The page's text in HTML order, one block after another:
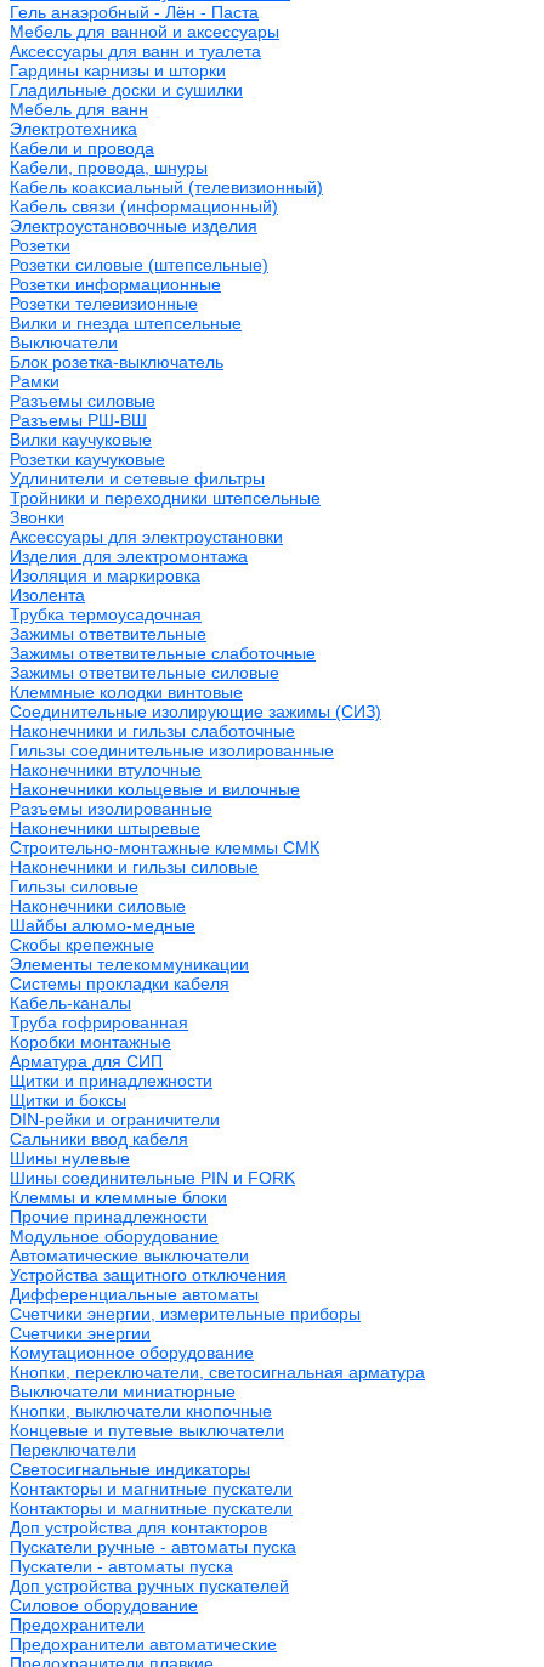
Гель анаэробный - Лён - Паста
Мебель для ванной и аксессуары
Аксессуары для ванн и туалета
Гардины карнизы и шторки
Гладильные доски и сушилки
Мебель для ванн
Электротехника
Кабели и провода
Кабели, провода, шнуры
Кабель коаксиальный (телевизионный)
Кабель связи (информационный)
Электроустановочные изделия
Розетки
Розетки силовые (штепсельные)
Розетки информационные
Розетки телевизионные
Вилки и гнезда штепсельные
Выключатели
Блок розетка-выключатель
Рамки
Разъемы силовые
Разъемы РШ-ВШ
Вилки каучуковые
Розетки каучуковые
Удлинители и сетевые фильтры
Тройники и переходники штепсельные
Звонки
Аксессуары для электроустановки
Изделия для электромонтажа
Изоляция и маркировка
Изолента
Трубка термоусадочная
Зажимы ответвительные
Зажимы ответвительные слаботочные
Зажимы ответвительные силовые
Клеммные колодки винтовые
Соединительные изолирующие зажимы (СИЗ)
Наконечники и гильзы слаботочные
Гильзы соединительные изолированные
Наконечники втулочные
Наконечники кольцевые и вилочные
Разъемы изолированные
Наконечники штыревые
Строительно-монтажные клеммы СМК
Наконечники и гильзы силовые
Гильзы силовые
Наконечники силовые
Шайбы алюмо-медные
Скобы крепежные
Элементы телекоммуникации
Системы прокладки кабеля
Кабель-каналы
Труба гофрированная
Коробки монтажные
Арматура для СИП
Щитки и принадлежности
Щитки и боксы
DIN-рейки и ограничители
Сальники ввод кабеля
Шины нулевые
Шины соединительные PIN и FORK
Клеммы и клеммные блоки
Прочие принадлежности
Модульное оборудование
Автоматические выключатели
Устройства защитного отключения
Дифференциальные автоматы
Счетчики энергии, измерительные приборы
Счетчики энергии
Комутационное оборудование
Кнопки, переключатели, светосигнальная арматура
Выключатели миниатюрные
Кнопки, выключатели кнопочные
Концевые и путевые выключатели
Переключатели
Светосигнальные индикаторы
Контакторы и магнитные пускатели
Контакторы и магнитные пускатели
Доп устройства для контакторов
Пускатели ручные - автоматы пуска
Пускатели - автоматы пуска
Доп устройства ручных пускателей
Силовое оборудование
Предохранители
Предохранители автоматические
Предохранители плавкие